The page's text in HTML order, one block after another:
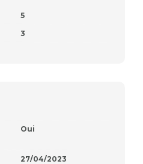
5
3
Oui
27/04/2023